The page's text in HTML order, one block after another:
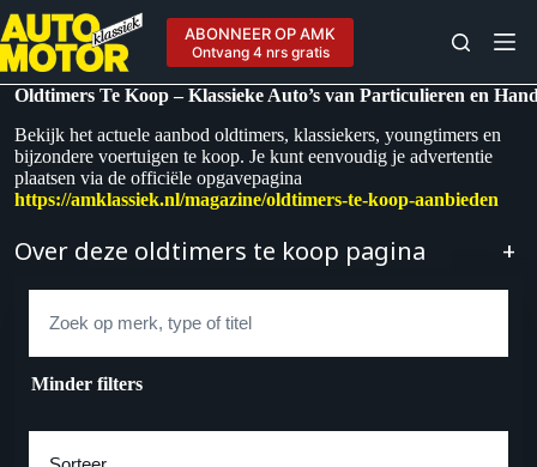
Ga
naar
de
inhoud
ABONNEER OP AMK
Ontvang 4 nrs gratis
Oldtimers Te Koop – Klassieke Auto’s van Particulieren en
Bekijk het actuele aanbod oldtimers, klassiekers, youngtimers en
bijzondere voertuigen te koop. Je kunt eenvoudig je advertentie
plaatsen via de officiële opgavepagina
https://amklassiek.nl/magazine/oldtimers-te-koop-aanbieden
Over deze oldtimers te koop pagina +
Minder filters